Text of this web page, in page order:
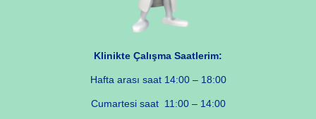
Klinikte Çalışma Saatlerim:
Hafta arası saat 14:00 – 18:00
Cumartesi saat 11:00 – 14:00